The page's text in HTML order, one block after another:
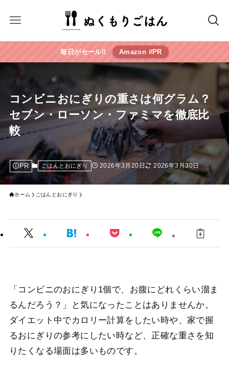
毎日がセール‼︎ Amazon #PR
コンビニおにぎりの重さは何グラム？
セブン・ローソン・ファミマを徹底比
較
PR ごはんとおにぎり 2026年3月20日 2026年3月30日
ホーム ごはんとおにぎり
「コンビニのおにぎり1個で、お腹にどれくらい溜ま
るんだろう？」と気になったことはありませんか。
ダイエット中でカロリー計算をしたい時や、家で握
るおにぎりの参考にしたい時など、正確な重さを知
りたくなる場面は多いものです。